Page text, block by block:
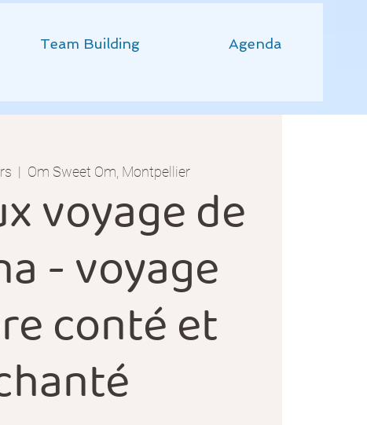
Team Building Agenda
  |
Om Sweet Om, Montpellier
voyage de
- voyage
conté et